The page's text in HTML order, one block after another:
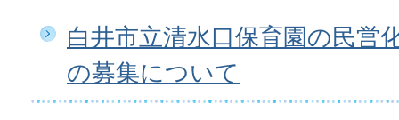
白井市立清水口保育園の民営
の募集について